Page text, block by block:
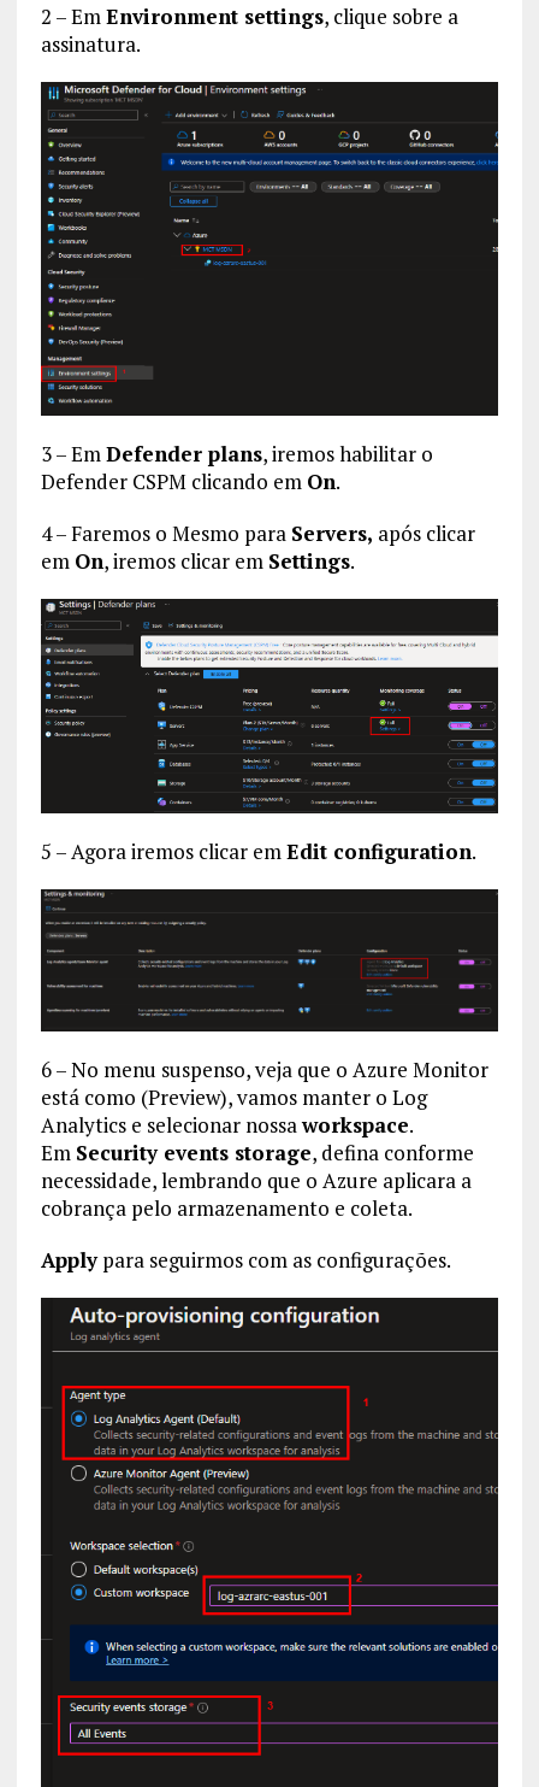
2 – EmEnvironment settings, clique sobre a
assinatura.
3 – EmDefender plans, iremos habilitar o
Defender CSPM clicando em On.
4 – Faremos o Mesmo para Servers, após clicar
em On, iremos clicar em Settings.
5 – Agora iremos clicar emEdit configuration.
6 – No menu suspenso, veja que o Azure Monitor
está como (Preview), vamos manter o Log
Analytics e selecionar nossaworkspace.
Em Security events storage, defina conforme
necessidade, lembrando que o Azure aplicara a
cobrança pelo armazenamento e coleta.
Applypara seguirmos com as configurações.